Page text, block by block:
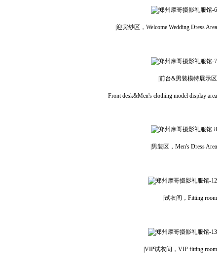
|迎宾纱区，Welcome Wedding Dress Area
|前台&男装模特展示区
Front desk&Men's clothing model display area
|男装区，Men's Dress Area
|试衣间，Fitting room
|VIP试衣间，VIP fitting room